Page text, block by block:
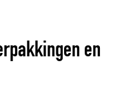
en